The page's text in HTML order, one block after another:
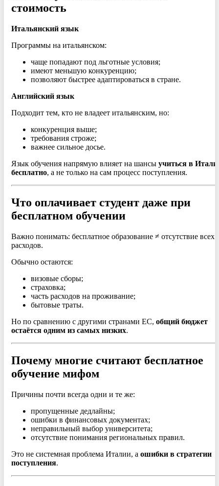
стоимость
Итальянский язык
Программы на итальянском:
чаще попадают под льготные условия;
имеют меньшую конкуренцию;
позволяют быстрее адаптироваться в стране.
Английский язык
Подходит тем, кто не владеет итальянским, но:
конкуренция выше;
требования строже;
важнее сильное досье.
Язык обучения напрямую влияет на шансы учиться в
бесплатно, а не только на сам процесс поступления.
Что оплачивает студент даже при
бесплатном обучении
Важно понимать: бесплатное образование ≠ отсутствие всех
расходов.
Обычно остаются:
визовые сборы;
страховка;
часть расходов на проживание;
бытовые траты.
Но по сравнению с другими странами ЕС, общий бюджет
остаётся одним из самых низких.
Почему многие считают бесплатное
обучение мифом
Причины почти всегда одни и те же:
пропущенные дедлайны;
ошибки в финансовых документах;
неправильный выбор университета;
отсутствие понимания региональных правил.
Это не системная проблема Италии, а ошибки в стратегии
поступления.